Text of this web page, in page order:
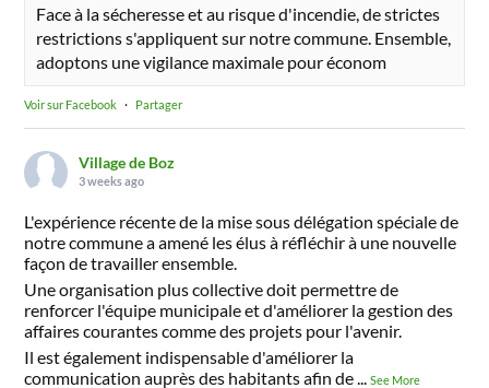
Face à la sécheresse et au risque d'incendie, de strictes
restrictions s'appliquent sur notre commune. Ensemble,
adoptons une vigilance maximale pour économ
Voir sur Facebook · Partager
Village de Boz
3 weeks ago
L'expérience récente de la mise sous délégation spéciale de
notre commune a amené les élus à réfléchir à une nouvelle
façon de travailler ensemble.
Une organisation plus collective doit permettre de
renforcer l'équipe municipale et d'améliorer la gestion des
affaires courantes comme des projets pour l'avenir.
Il est également indispensable d'améliorer la
communication auprès des habitants afin de...See More